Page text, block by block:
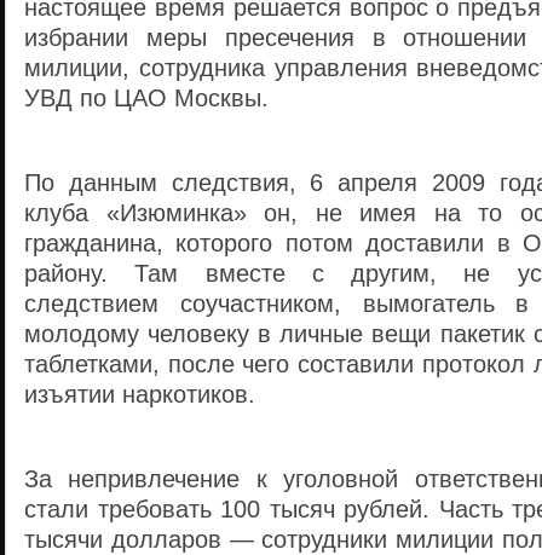
настоящее время решается вопрос о
избрании меры пресечения в отношении
милиции, сотрудника управления
УВД по ЦАО Москвы.
По данным следствия, 6 апреля 2009
клуба «Изюминка» он, не имея на то
гражданина, которого потом доставили
району. Там вместе с другим, не
следствием соучастником, вымогатель
молодому человеку в личные вещи
таблетками, после чего составили протокол
изъятии наркотиков.
За непривлечение к уголовной
стали требовать 100 тысяч рублей. Часть
тысячи долларов — сотрудники милиции